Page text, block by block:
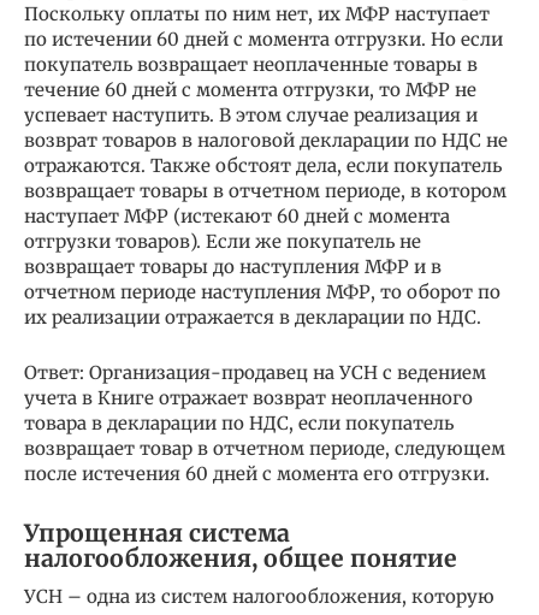
Поскольку оплаты по ним нет, их МФР наступает
по истечении 60 дней с момента отгрузки. Но если
покупатель возвращает неоплаченные товары в
течение 60 дней с момента отгрузки, то МФР не
успевает наступить. В этом случае реализация и
возврат товаров в налоговой декларации по НДС не
отражаются. Также обстоят дела, если покупатель
возвращает товары в отчетном периоде, в котором
наступает МФР (истекают 60 дней с момента
отгрузки товаров). Если же покупатель не
возвращает товары до наступления МФР и в
отчетном периоде наступления МФР, то оборот по
их реализации отражается в декларации по НДС.
Ответ: Организация-продавец на УСН с ведением
учета в Книге отражает возврат неоплаченного
товара в декларации по НДС, если покупатель
возвращает товар в отчетном периоде, следующем
после истечения 60 дней с момента его отгрузки.
Упрощенная система
налогообложения, общее понятие
УСН – одна из систем налогообложения, которую